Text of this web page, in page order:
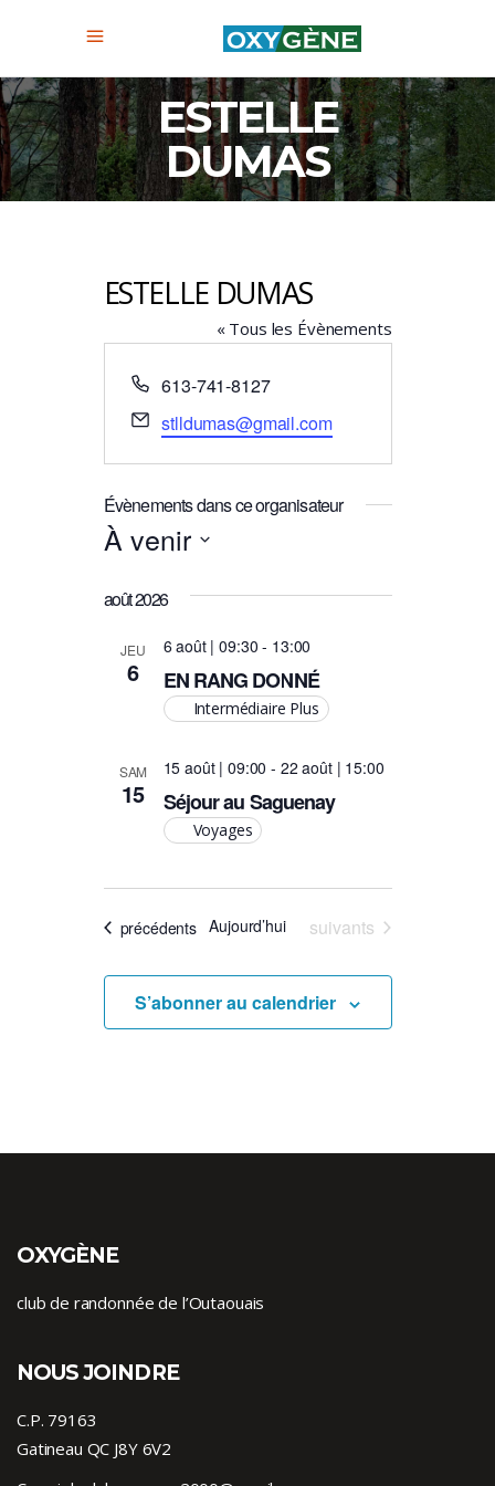
ESTELLE
DUMAS
ESTELLE DUMAS
« Tous les Évènements
Téléphone
613-741-8127
Email
stlldumas@gmail.com
Évènements dans ce organisateur
À venir
une
août 2026
JEU
6 EN RANG DONNÉ
6 août | 09:30 - 13:00
Intermédiaire Plus
SAM
15 Séjour au Saguenay
15 août | 09:00 - 22 août | 15:00
Voyages
Évènements
précédents Aujourd’hui Évènements
suivants
S’abonner au calendrier
OXYGÈNE
club de randonnée de l’Outaouais
NOUS JOINDRE
C.P. 79163
Gatineau QC J8Y 6V2